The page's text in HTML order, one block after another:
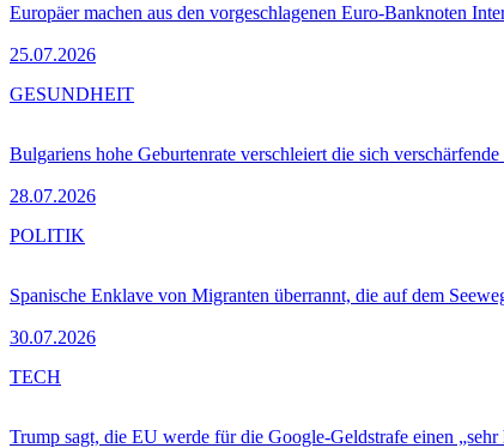
Europäer machen aus den vorgeschlagenen Euro-Banknoten
25.07.2026
Bulgariens hohe Geburtenrate verschleiert die sich
28.07.2026
GESUNDHEIT
Spanische Enklave von Migranten überrannt, die auf dem
30.07.2026
POLITIK
Trump sagt, die EU werde für die Google-Geldstrafe einen „sehr
TECH